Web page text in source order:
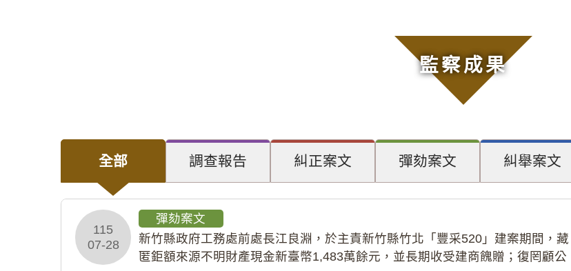
監察成果
全部 調查報告 糾正案文 彈劾案文 糾舉案文
115
07-28
彈劾案文
新竹縣政府工務處前處長江良淵，於主責新竹縣竹北「豐采520」建案期間，藏
匿鉅額來源不明財產現金新臺幣1,483萬餘元，並長期收受建商餽贈；復罔顧公